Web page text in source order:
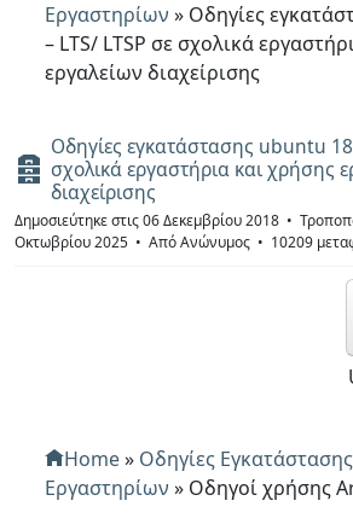
Εργαστηρίων » Οδηγίες
– LTS/ LTSP σε σχολικά
εργαλείων διαχείρισης
Α
ρ
ε
ί
Οδηγίες εγκατάστασης ubuntu
σχολικά εργαστήρια και χρήσης
διαχείρισης
Δημοσιεύτηκε στις 06 Δεκεμβρίου 2018
Οκτωβρίου 2025
ΑπόΑνώνυμος 10209
Home» Οδηγίες
Εργαστηρίων » Οδηγοί χρήσης